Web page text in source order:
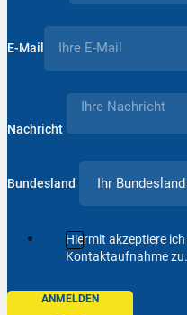
E-Mail
Nachricht
Bundesland
Hiermit akzeptiere
Kontaktaufnahme zu.
ANMELDEN